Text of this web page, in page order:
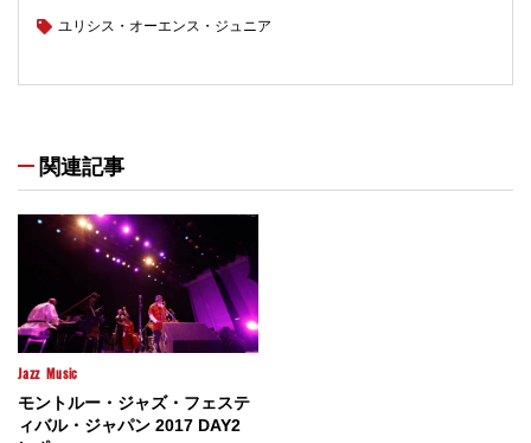
ユリシス・オーエンス・ジュニア
関連記事
Jazz Music
モントルー・ジャズ・フェステ
ィバル・ジャパン 2017 DAY2